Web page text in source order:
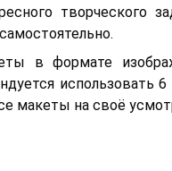
творческого
в формате
использовать 6
макеты на своё